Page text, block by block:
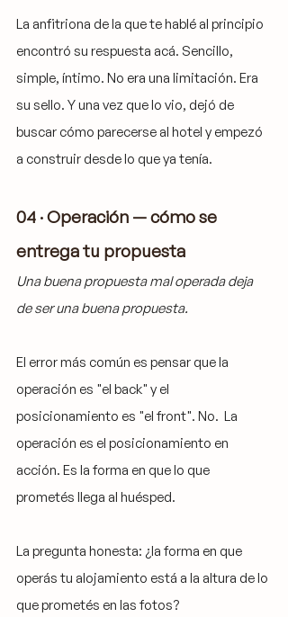
La anfitriona de la que te hablé al principio
encontró su respuesta acá. Sencillo,
simple, íntimo. No era una limitación. Era
su sello. Y una vez que lo vio, dejó de
buscar cómo parecerse al hotel y empezó
a construir desde lo que ya tenía.
04 · Operación — cómo se
entrega tu propuesta
Una buena propuesta mal operada deja
de ser una buena propuesta.
El error más común es pensar que la
operación es "el back" y el
posicionamiento es "el front". No.  La
operación es el posicionamiento en
acción. Es la forma en que lo que
prometés llega al huésped.
La pregunta honesta: ¿la forma en que
operás tu alojamiento está a la altura de lo
que prometés en las fotos?